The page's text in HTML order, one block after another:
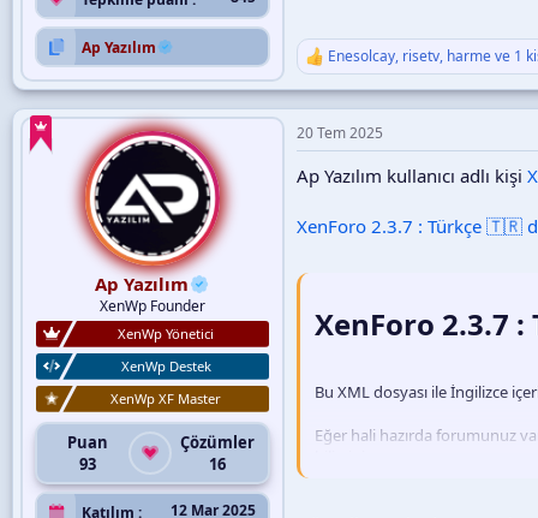
Ap Yazılım
T
p
i
e
:
Enesolcay, risetv, harmeve 1
Ap Yazılım
XenWp Founder
XenWp Yönetici
XenWp Destek
XenWp XF Master
Puan
93
Çözümler
16
Katılım 12 Mar 2025
20 Tem 2025
Ap Yazılım kullanıcı adlı kişi
XenForo 2.3.7 : Türkçe 🇹🇷
XenForo 2.3.7 :
Bu XML dosyası ile İngilizce
Eğer hali hazırda forumunuz